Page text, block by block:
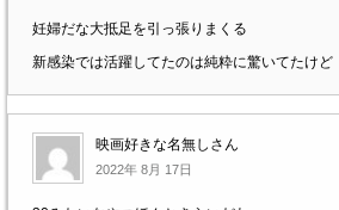
妊婦だな大抵足を引っ張りまくる
新感染では活躍してたのは純粋に驚いてたけど
映画好きな名無しさん
2022年 8月 17日